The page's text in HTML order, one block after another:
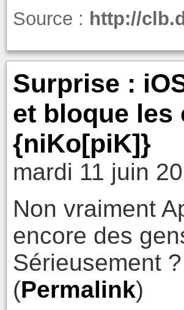
Source : http://
Surprise :
et bloque
{niKo[piK]}
mardi 11 juin
Non vraiment
encore des
Sérieusement ?
(Permalink)